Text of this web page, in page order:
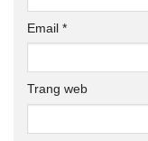
Email *
Trang web